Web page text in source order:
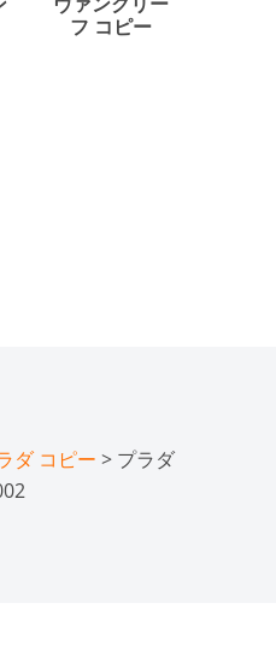
フ コピー
ダ コピー > プラダ